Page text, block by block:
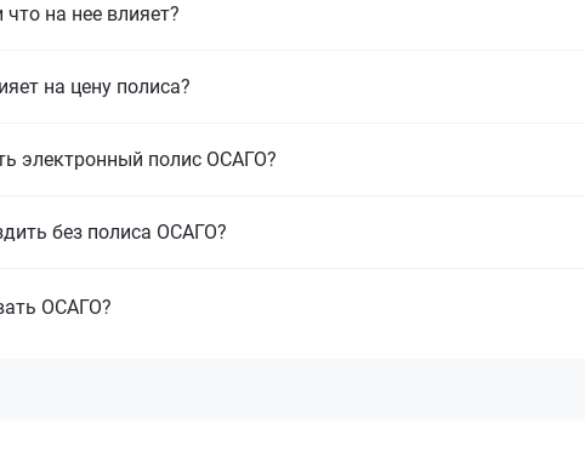
на нее влияет?
на цену полиса?
электронный полис ОСАГО?
без полиса ОСАГО?
ОСАГО?